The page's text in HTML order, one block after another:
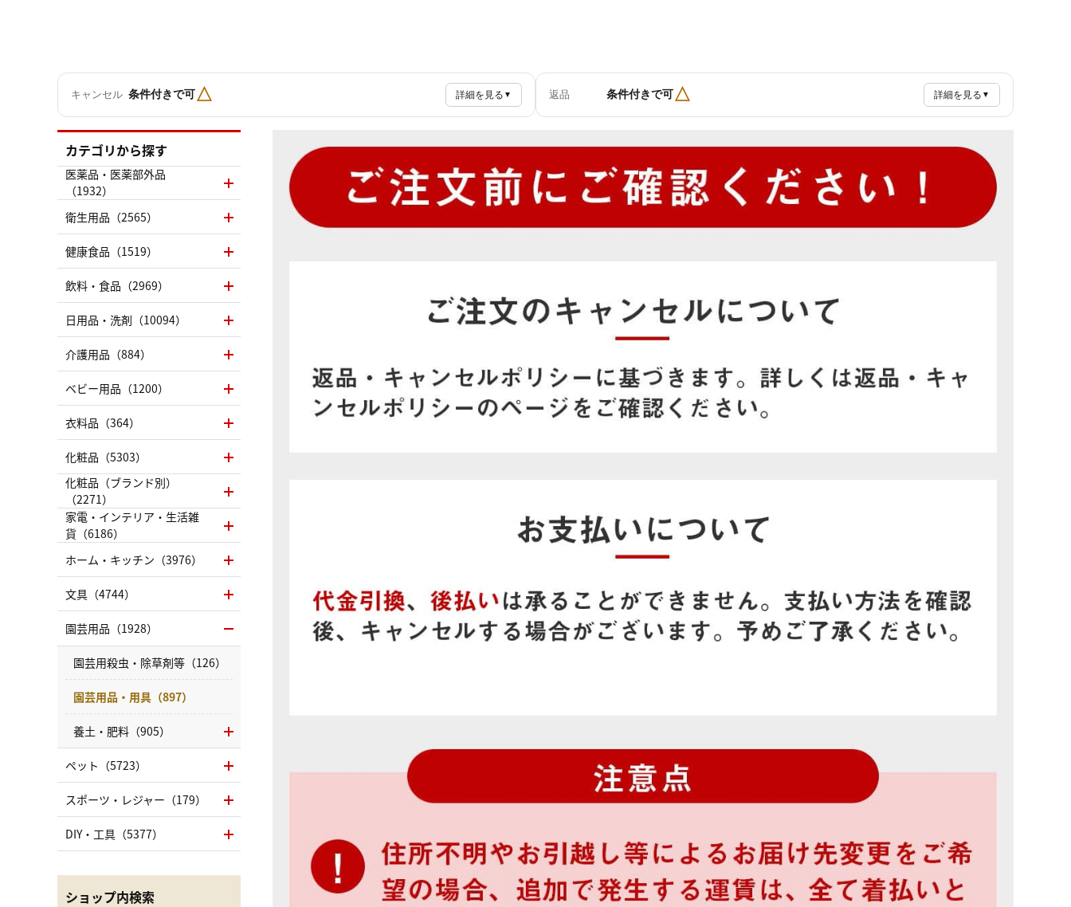
キャンセル 条件付きで可△ 詳細を見る ▼ 返品 条件付きで可△ 詳細を見る ▼
カテゴリから探す
医薬品・医薬部外品
（1932）
衛生用品（2565）
健康食品（1519）
飲料・食品（2969）
日用品・洗剤（10094）
介護用品（884）
ベビー用品（1200）
衣料品（364）
化粧品（5303）
化粧品（ブランド別）
（2271）
家電・インテリア・生活雑
貨（6186）
ホーム・キッチン（3976）
文具（4744）
園芸用品（1928）
園芸用殺虫・除草剤等（126）
園芸用品・用具（897）
養土・肥料（905）
ペット（5723）
スポーツ・レジャー（179）
DIY・工具（5377）
ショップ内検索